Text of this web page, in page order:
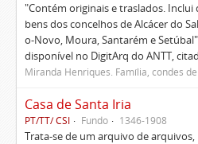
"Contém originais e traslados.
bens dos concelhos de Alcácer do
o-Novo, Moura, Santarém e
disponível no DigitArq do ANTT,
Miranda Henriques. Família, condes
Casa de Santa Iria
PT/TT/ CSI Fundo 1346-1908
Trata-se de um arquivo de